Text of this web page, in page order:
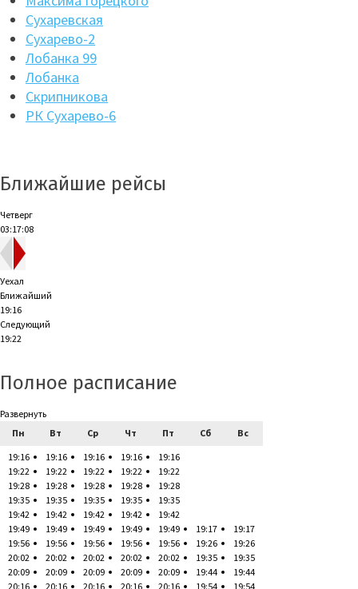
Сухаревская
Сухарево-2
Лобанка 99
Лобанка
Скрипникова
РК Сухарево-6
Ближайшие рейсы
Четверг
03:17:09
Уехал
Ближайший
19:16
Следующий
19:22
Полное расписание
Развернуть
Пн
Вт Ср Чт Пт Сб
Вс
19:16
19:22
19:28
19:35
19:42
19:49
19:56
20:02
20:09
20:16
19:16
19:22
19:28
19:35
19:42
19:49
19:56
20:02
20:09
20:16
19:16
19:22
19:28
19:35
19:42
19:49
19:56
20:02
20:09
20:16
19:16
19:22
19:28
19:35
19:42
19:49
19:56
20:02
20:09
20:16
19:16
19:22
19:28
19:35
19:42
19:49
19:56
20:02
20:09
20:16
19:17
19:26
19:35
19:44
19:54
19:17
19:26
19:35
19:44
19:54